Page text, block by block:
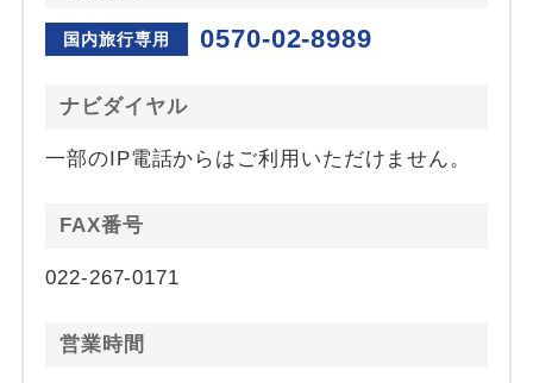
国内旅行専用 0570-02-8989
ナビダイヤル
一部のIP電話からはご利用いただけません。
FAX番号
022-267-0171
営業時間